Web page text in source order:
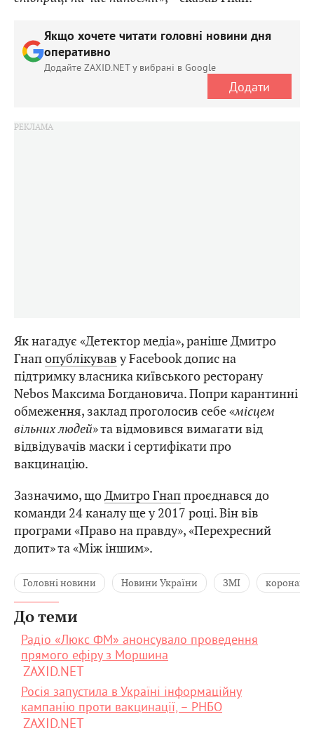
Якщо хочете читати головні новини дня
оперативно
Додайте ZAXID.NET у вибрані в Google
Додати
Як нагадує «Детектор медіа», раніше Дмитро
Гнапопублікував у Facebook допис на
підтримку власника київського ресторану
Nebos Максима Богдановича. Попри карантинні
обмеження, заклад проголосив себе «місцем
вільних людей» та відмовився вимагати від
відвідувачів маски і сертифікати про
вакцинацію.
Зазначимо, щоДмитро Гнаппроєднався до
команди 24 каналу ще у 2017 році. Він вів
програми «Право на правду», «Перехресний
допит» та «Між іншим».
Головні новини Новини України ЗМІ
До теми
Радіо «Люкс ФМ» анонсувало проведення
прямого ефіру з Моршина
ZAXID.NET
Росія запустила в Україні інформаційну
кампанію проти вакцинації, – РНБО
ZAXID.NET